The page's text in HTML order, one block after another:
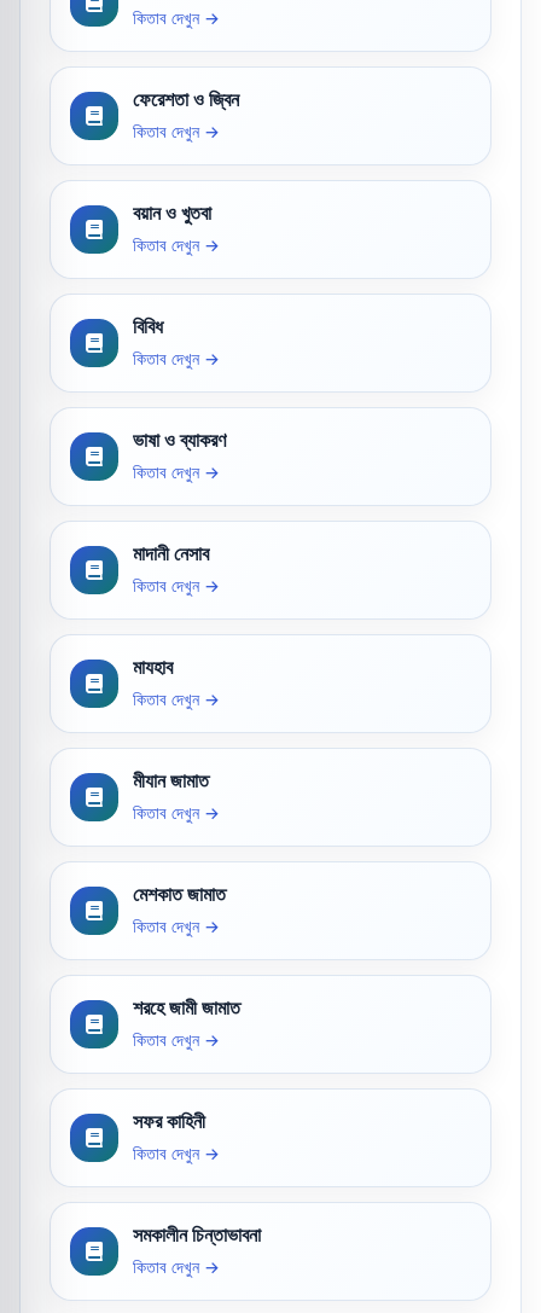
কিতাব দেখুন →
ফেরেশতা ও জ্বিন
কিতাব দেখুন →
বয়ান ও খুতবা
কিতাব দেখুন →
বিবিধ
কিতাব দেখুন →
ভাষা ও ব্যাকরণ
কিতাব দেখুন →
মাদানী নেসাব
কিতাব দেখুন →
মাযহাব
কিতাব দেখুন →
মীযান জামাত
কিতাব দেখুন →
মেশকাত জামাত
কিতাব দেখুন →
শরহে জামী জামাত
কিতাব দেখুন →
সফর কাহিনী
কিতাব দেখুন →
সমকালীন চিন্তাভাবনা
কিতাব দেখুন →